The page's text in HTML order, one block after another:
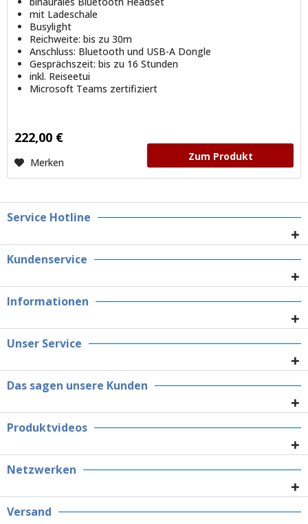
mit Ladeschale
Busylight
Reichweite: bis zu 30m
Anschluss: Bluetooth und USB-A Dongle
Gesprächszeit: bis zu 16 Stunden
inkl. Reiseetui
Microsoft Teams zertifiziert
222,00 €
Merken Zum Produkt
Service Hotline
Kundenservice
Informationen
Unser Service
Das sagen unsere Kunden
Produktvideos
Netzwerken
Versand